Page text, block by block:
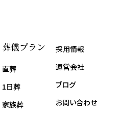
直葬
1日葬
家族葬
採用情報
運営会社
ブログ
お問い合わせ